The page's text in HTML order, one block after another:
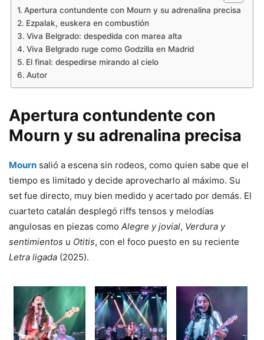
Apertura contundente con Mourn y su adrenalina precisa
Ezpalak, euskera en combustión
Viva Belgrado: despedida con marea alta
Viva Belgrado ruge como Godzilla en Madrid
El final: despedirse mirando al cielo
Autor
Apertura contundente con
Mourn y su adrenalina precisa
Mourn salió a escena sin rodeos, como quien sabe que el
tiempo es limitado y decide aprovecharlo al máximo. Su
set fue directo, muy bien medido y acertado por demás. El
cuarteto catalán desplegó riffs tensos y melodías
angulosas en piezas como Alegre y jovial, Verdura y
sentimientos u Otitis, con el foco puesto en su reciente
Letra ligada (2025).